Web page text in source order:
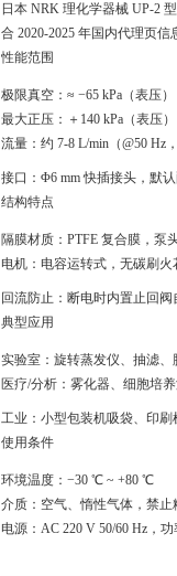
日本 NRK 理化学器械 UP-2
合 2020-2025 年国内代理页
性能范围
极限真空：≈ −65 kPa（表压）
最大正压：＋140 kPa（表压）
流量：约 7-8 L/min（@50 Hz
接口：Φ6 mm 快插接头，默
结构特点
隔膜材质：PTFE 复合膜，泵
电机：电容运转式，无碳刷火
回流防止：断电时内置止回
典型应用
实验室：旋转蒸发仪、抽滤
医疗/分析：雾化器、细胞培
工业：小型包装机吸袋、印刷
使用条件
环境温度：−30 ℃ ~ +80 ℃
介质：空气、惰性气体，禁
电源：AC 220 V 50/60 Hz，功